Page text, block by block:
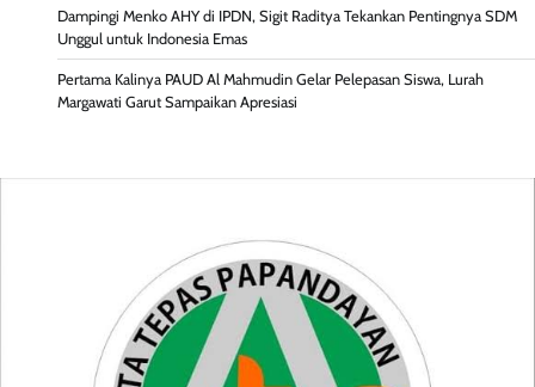
Dampingi Menko AHY di IPDN, Sigit Raditya Tekankan Pentingnya SDM
Unggul untuk Indonesia Emas
Pertama Kalinya PAUD Al Mahmudin Gelar Pelepasan Siswa, Lurah
Margawati Garut Sampaikan Apresiasi